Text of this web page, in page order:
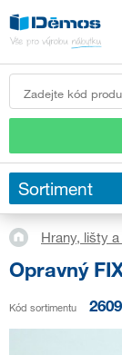
Sortiment
Hrany, lišty
Opravný
Kód sortimentu